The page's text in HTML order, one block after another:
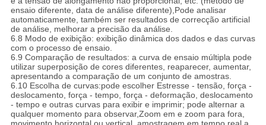
ensaio diferente, data de análise diferente),Pode analisar
automaticamente, também ser resultados de correcção artificial
de análise, melhorar a precisão da análise.
6.8 Modo de exibição: exibição dinâmica dos dados e das curvas
com o processo de ensaio.
6.9 Comparação de resultados: a curva de ensaio múltipla pode
utilizar superposição de cores diferentes, reaparecer, aumentar,
apresentando a comparação de um conjunto de amostras.
6.10 Escolha de curvas:pode escolher Estresse - tensão, força -
deslocamento, força - tempo, força - deformação, deslocamento
- tempo e outras curvas para exibir e imprimir; pode alternar a
qualquer momento para observar,Zoom em e zoom para fora,